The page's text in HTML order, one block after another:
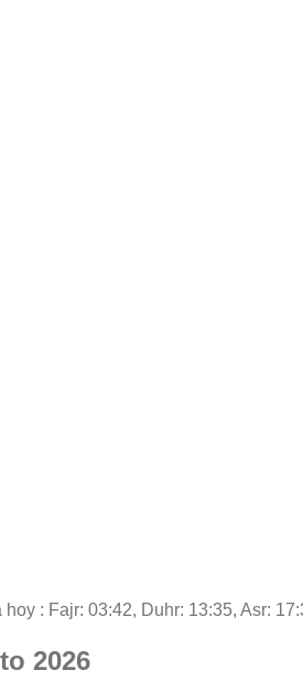
: Fajr: 03:42, Duhr: 13:35, Asr:
2026